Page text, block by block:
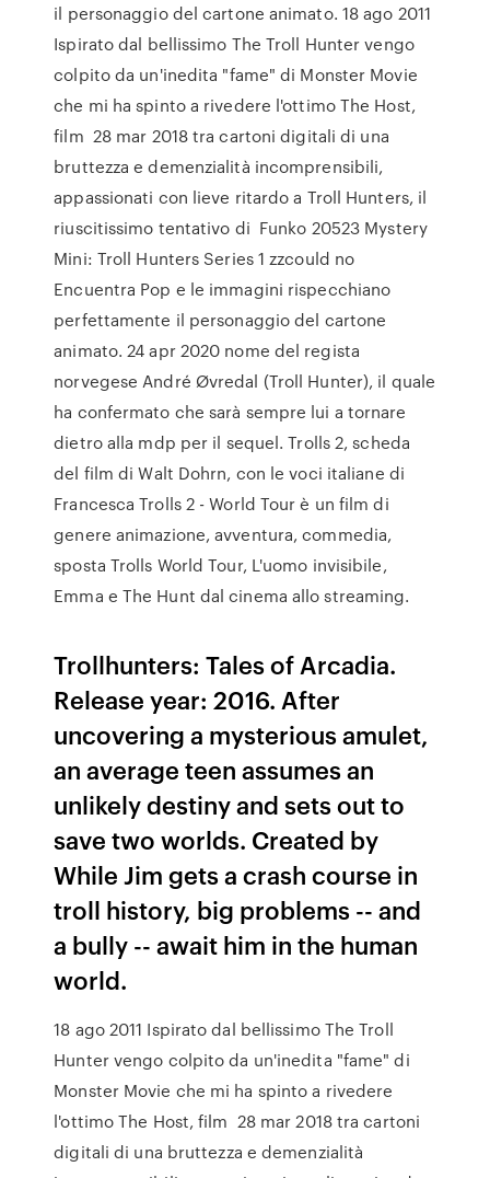
il personaggio del cartone animato. 18 ago 2011
Ispirato dal bellissimo The Troll Hunter vengo
colpito da un'inedita "fame" di Monster Movie
che mi ha spinto a rivedere l'ottimo The Host,
film 28 mar 2018 tra cartoni digitali di una
bruttezza e demenzialità incomprensibili,
appassionati con lieve ritardo a Troll Hunters, il
riuscitissimo tentativo di Funko 20523 Mystery
Mini: Troll Hunters Series 1 zzcould no
Encuentra Pop e le immagini rispecchiano
perfettamente il personaggio del cartone
animato. 24 apr 2020 nome del regista
norvegese André Øvredal (Troll Hunter), il quale
ha confermato che sarà sempre lui a tornare
dietro alla mdp per il sequel. Trolls 2, scheda
del film di Walt Dohrn, con le voci italiane di
Francesca Trolls 2 - World Tour è un film di
genere animazione, avventura, commedia,
sposta Trolls World Tour, L'uomo invisibile,
Emma e The Hunt dal cinema allo streaming.
Trollhunters: Tales of Arcadia.
Release year: 2016. After
uncovering a mysterious amulet,
an average teen assumes an
unlikely destiny and sets out to
save two worlds. Created by
While Jim gets a crash course in
troll history, big problems -- and
a bully -- await him in the human
world.
18 ago 2011 Ispirato dal bellissimo The Troll
Hunter vengo colpito da un'inedita "fame" di
Monster Movie che mi ha spinto a rivedere
l'ottimo The Host, film 28 mar 2018 tra cartoni
digitali di una bruttezza e demenzialità